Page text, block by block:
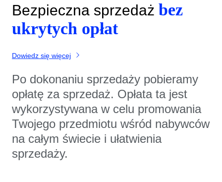
Bezpieczna sprzedaż bez
ukrytych opłat
Dowiedz się więcej
Po dokonaniu sprzedaży pobieramy
opłatę za sprzedaż. Opłata ta jest
wykorzystywana w celu promowania
Twojego przedmiotu wśród nabywców
na całym świecie i ułatwienia
sprzedaży.